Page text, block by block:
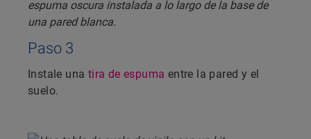
Paso 3
Instale una tira de espuma entre la pared y el
suelo.